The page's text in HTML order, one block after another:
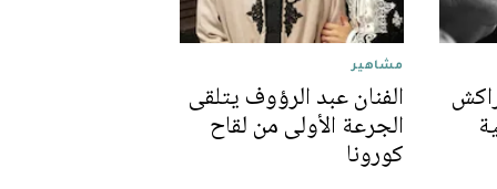
مشاهير
الفنان عبد الرؤوف يتلقى
الجرعة الأولى من لقاح
كورونا